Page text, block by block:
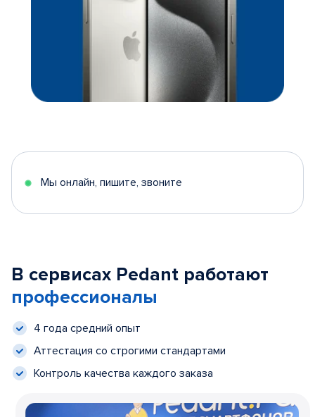
Мы онлайн, пишите, звоните
В сервисах Pedant работают
профессионалы
4 года средний опыт
Аттестация со строгими стандартами
Контроль качества каждого заказа